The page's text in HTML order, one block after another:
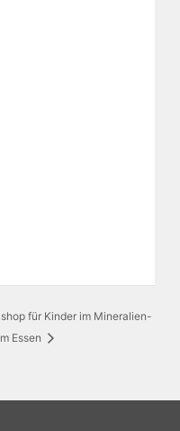
für Kinder im Mineralien-
Essen